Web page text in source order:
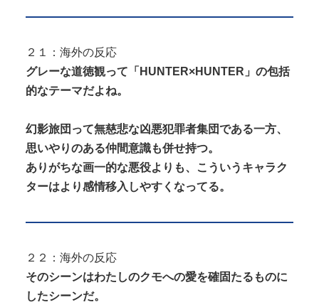
２１：海外の反応
グレーな道徳観って「HUNTER×HUNTER」の包括
的なテーマだよね。
幻影旅団って無慈悲な凶悪犯罪者集団である一方、
思いやりのある仲間意識も併せ持つ。
ありがちな画一的な悪役よりも、こういうキャラク
ターはより感情移入しやすくなってる。
２２：海外の反応
そのシーンはわたしのクモへの愛を確固たるものに
したシーンだ。